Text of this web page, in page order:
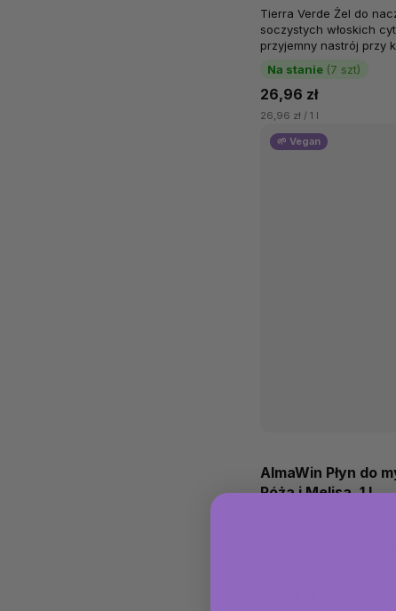
Na stanie (7 szt)
26,96 zł
26,96 zł / 1 l
Tierra Verde Żel do
soczystych włoskich
przyjemny nastrój przy
do naczyń zawiera
🌱 Vegan
AlmaWin Płyn do
Róża i Melisa, 1 L